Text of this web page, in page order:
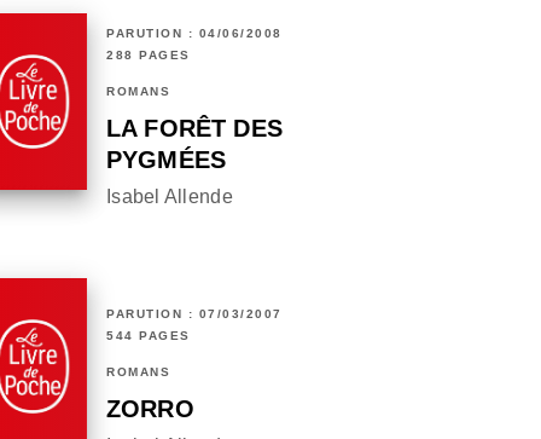
PARUTION : 04/06/2008
288 PAGES
ROMANS
LA FORÊT DES
PYGMÉES
Isabel Allende
PARUTION : 07/03/2007
544 PAGES
ROMANS
ZORRO